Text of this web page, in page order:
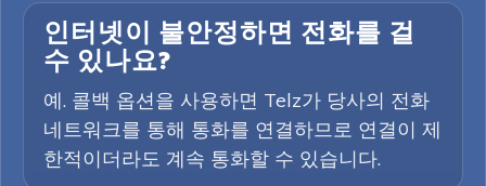
인터넷이 불안정하면 전화를 걸
수 있나요?
예. 콜백 옵션을 사용하면 Telz가 당사의 전화
네트워크를 통해 통화를 연결하므로 연결이 제
한적이더라도 계속 통화할 수 있습니다.